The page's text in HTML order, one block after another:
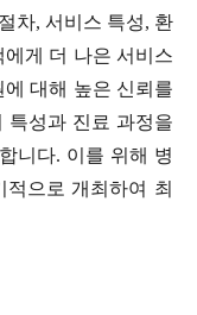
차, 서비스 특성, 환
게 더 나은 서비스
대해 높은 신뢰를
특성과 진료 과정을
니다. 이를 위해 병
으로 개최하여 최